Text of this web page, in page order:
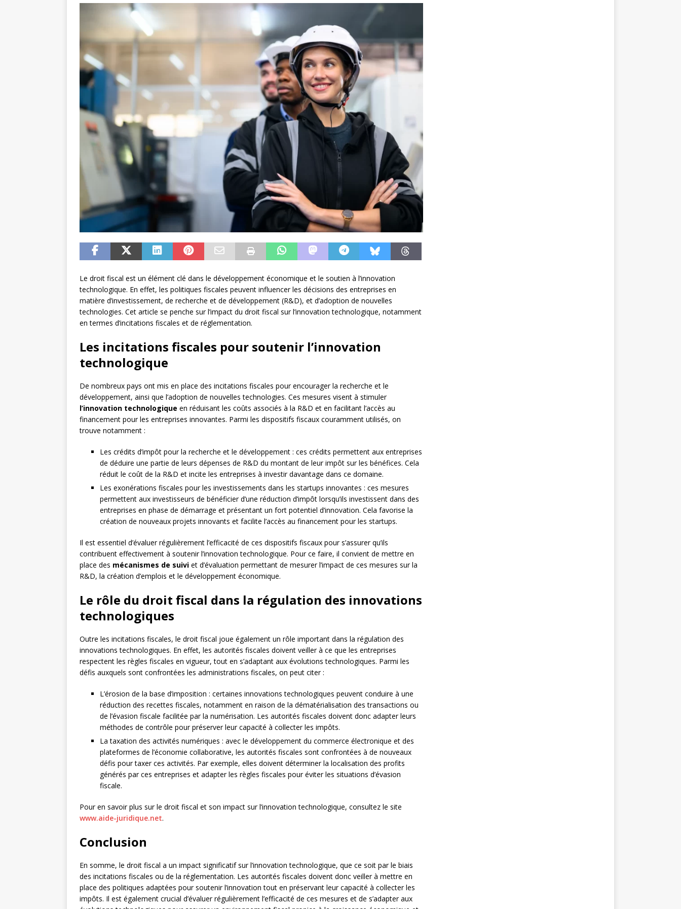
Le droit fiscal est un élément clé dans le développement économique et le soutien à l’innovation
technologique. En effet, les politiques fiscales peuvent influencer les décisions des entreprises en
matière d’investissement, de recherche et de développement (R&D), et d’adoption de nouvelles
technologies. Cet article se penche sur l’impact du droit fiscal sur l’innovation technologique, notamment
en termes d’incitations fiscales et de réglementation.
Les incitations fiscales pour soutenir l’innovation
technologique
De nombreux pays ont mis en place des incitations fiscales pour encourager la recherche et le
développement, ainsi que l’adoption de nouvelles technologies. Ces mesures visent à stimuler
l’innovation technologique en réduisant les coûts associés à la R&D et en facilitant l’accès au
financement pour les entreprises innovantes. Parmi les dispositifs fiscaux couramment utilisés, on
trouve notamment :
Les crédits d’impôt pour la recherche et le développement : ces crédits permettent aux entreprises
de déduire une partie de leurs dépenses de R&D du montant de leur impôt sur les bénéfices. Cela
réduit le coût de la R&D et incite les entreprises à investir davantage dans ce domaine.
Les exonérations fiscales pour les investissements dans les startups innovantes : ces mesures
permettent aux investisseurs de bénéficier d’une réduction d’impôt lorsqu’ils investissent dans des
entreprises en phase de démarrage et présentant un fort potentiel d’innovation. Cela favorise la
création de nouveaux projets innovants et facilite l’accès au financement pour les startups.
Il est essentiel d’évaluer régulièrement l’efficacité de ces dispositifs fiscaux pour s’assurer qu’ils
contribuent effectivement à soutenir l’innovation technologique. Pour ce faire, il convient de mettre en
place des mécanismes de suivi et d’évaluation permettant de mesurer l’impact de ces mesures sur la
R&D, la création d’emplois et le développement économique.
Le rôle du droit fiscal dans la régulation des innovations
technologiques
Outre les incitations fiscales, le droit fiscal joue également un rôle important dans la régulation des
innovations technologiques. En effet, les autorités fiscales doivent veiller à ce que les entreprises
respectent les règles fiscales en vigueur, tout en s’adaptant aux évolutions technologiques. Parmi les
défis auxquels sont confrontées les administrations fiscales, on peut citer :
L’érosion de la base d’imposition : certaines innovations technologiques peuvent conduire à une
réduction des recettes fiscales, notamment en raison de la dématérialisation des transactions ou
de l’évasion fiscale facilitée par la numérisation. Les autorités fiscales doivent donc adapter leurs
méthodes de contrôle pour préserver leur capacité à collecter les impôts.
La taxation des activités numériques : avec le développement du commerce électronique et des
plateformes de l’économie collaborative, les autorités fiscales sont confrontées à de nouveaux
défis pour taxer ces activités. Par exemple, elles doivent déterminer la localisation des profits
générés par ces entreprises et adapter les règles fiscales pour éviter les situations d’évasion
fiscale.
Pour en savoir plus sur le droit fiscal et son impact sur l’innovation technologique, consultez le site
www.aide-juridique.net.
Conclusion
En somme, le droit fiscal a un impact significatif sur l’innovation technologique, que ce soit par le biais
des incitations fiscales ou de la réglementation. Les autorités fiscales doivent donc veiller à mettre en
place des politiques adaptées pour soutenir l’innovation tout en préservant leur capacité à collecter les
impôts. Il est également crucial d’évaluer régulièrement l’efficacité de ces mesures et de s’adapter aux